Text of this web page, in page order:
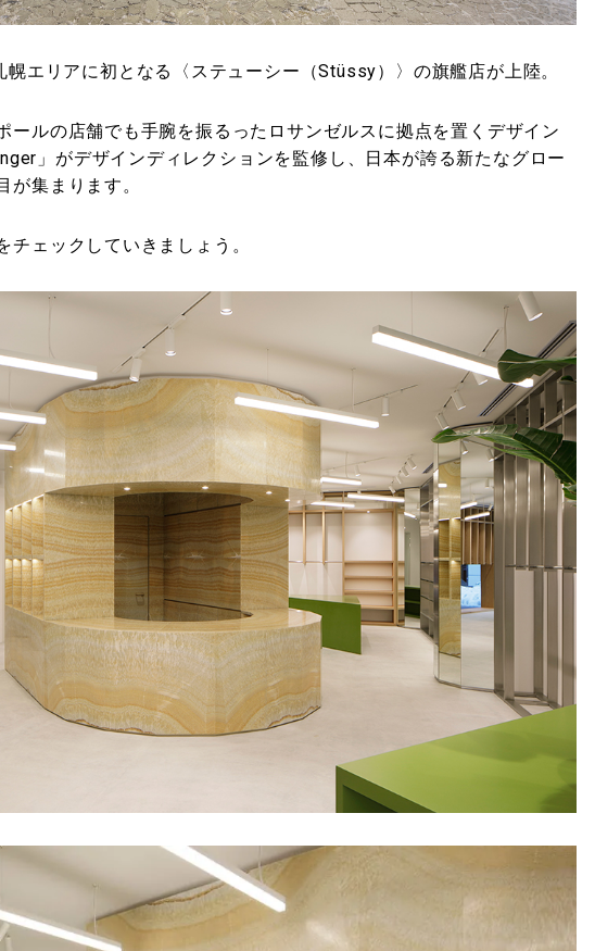
エリアに初となる〈ステューシー（Stüssy）〉の旗艦店が上陸。
ールの店舗でも手腕を振るったロサンゼルスに拠点を置くデザイン
」がデザインディレクションを監修し、日本が誇る新たなグロー
が集まります。
チェックしていきましょう。